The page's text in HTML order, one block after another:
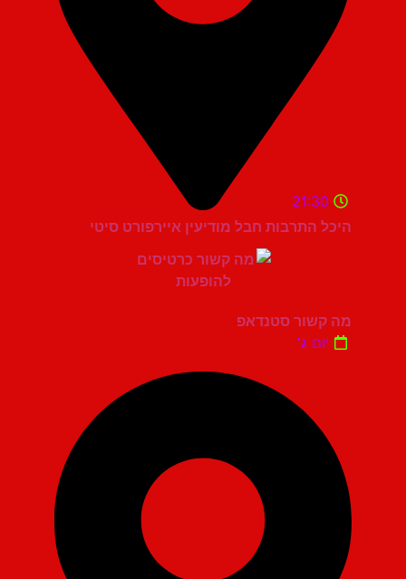
היכל התרבות חבל מודיעין איירפורט סיטי
21:30
מה קשור סטנדאפ
יום ג'